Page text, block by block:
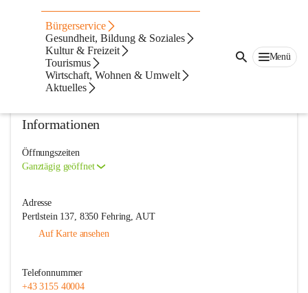
Bürgerservice
Gesundheit, Bildung & Soziales
Kultur & Freizeit
Tourismus
Wirtschaft, Wohnen & Umwelt
Aktuelles
Menü
Freiwillige Feuerwehr Pertlstein
@freiwillige-feuerwehr-pertlstein
Feuerwehr
Informationen
Öffnungszeiten
Ganztägig geöffnet
Adresse
Pertlstein 137, 8350 Fehring, AUT
Auf Karte ansehen
Telefonnummer
+43 3155 40004